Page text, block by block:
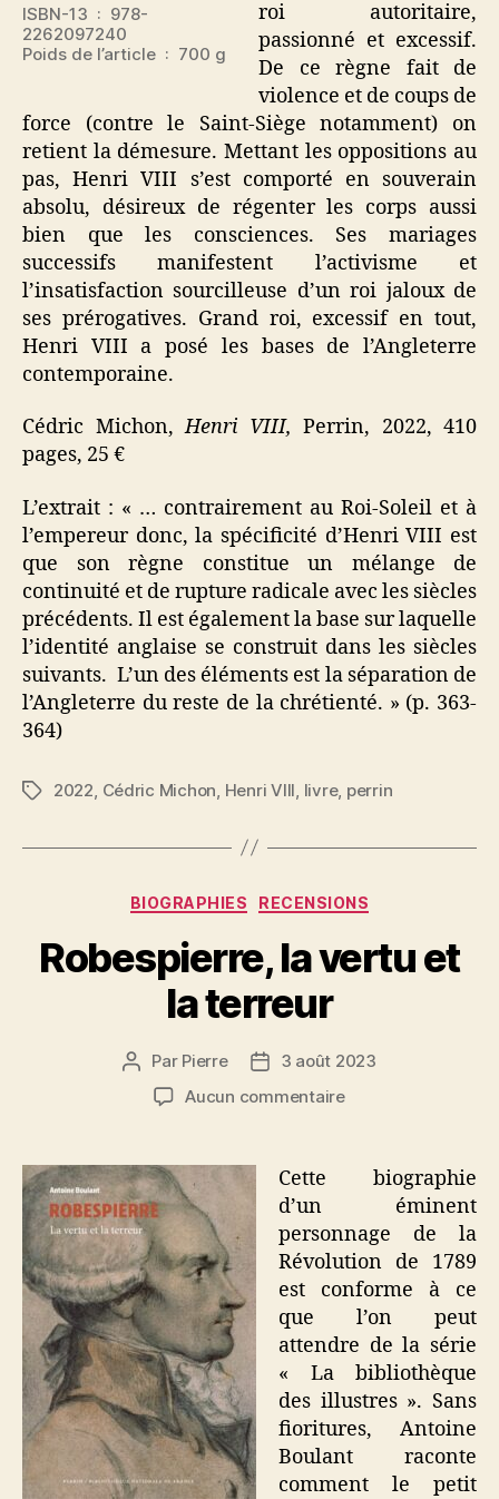
ISBN-13 ‏ : ‎ 978-
2262097240
Poids de l’article ‏ : ‎ 700 g
roi autoritaire,
passionné et excessif.
De ce règne fait de
violence et de coups de
force (contre le Saint-Siège notamment) on
retient la démesure. Mettant les oppositions au
pas, Henri VIII s’est comporté en souverain
absolu, désireux de régenter les corps aussi
bien que les consciences. Ses mariages
successifs manifestent l’activisme et
l’insatisfaction sourcilleuse d’un roi jaloux de
ses prérogatives. Grand roi, excessif en tout,
Henri VIII a posé les bases de l’Angleterre
contemporaine.
Cédric Michon,Henri VIII, Perrin, 2022, 410
pages, 25 €
L’extrait : « … contrairement au Roi-Soleil et à
l’empereur donc, la spécificité d’Henri VIII est
que son règne constitue un mélange de
continuité et de rupture radicale avec les siècles
précédents. Il est également la base sur laquelle
l’identité anglaise se construit dans les siècles
suivants. L’un des éléments est la séparation de
l’Angleterre du reste de la chrétienté. » (p. 363-
364)
Étiquettes
2022 Cédric Michon Henri VIII livre, perrin
Catégories
BIOGRAPHIES RECENSIONS
Robespierre, la vertu et
la terreur
Auteur
l’article
Par Pierre
Date3 août 2023
Aucun commentairesur
vertu
terreur
Cette biographie
d’un éminent
personnage de la
Révolution de 1789
est conforme à ce
que l’on peut
attendre de la série
« La bibliothèque
des illustres ». Sans
fioritures, Antoine
Boulant raconte
comment le petit